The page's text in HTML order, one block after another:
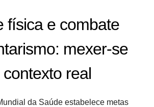
física e combate
mexer-se
real
da Saúde estabelece metas